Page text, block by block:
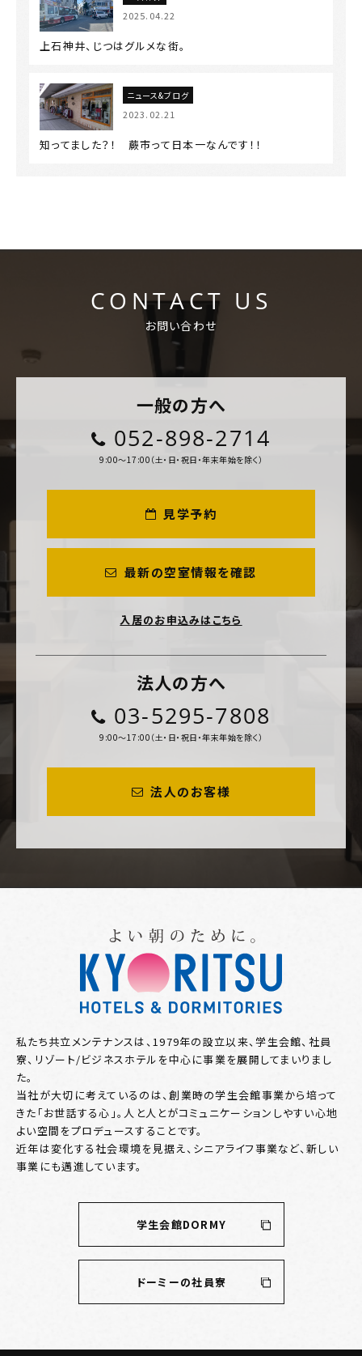
2025.04.22
上石神井、じつはグルメな街。
ニュース&ブログ
2023.02.21
知ってました？！ 蕨市って日本一なんです！！
CONTACT US
お問い合わせ
一般の方へ
052-898-2714
9:00～17:00（土・日・祝日・年末年始を除く）
見学予約
最新の空室情報を確認
入居のお申込みはこちら
法人の方へ
03-5295-7808
9:00～17:00（土・日・祝日・年末年始を除く）
法人のお客様
私たち共立メンテナンスは、1979年の設立以来、学生会館、社員
寮、リゾート/ビジネスホテルを中心に事業を展開してまいりまし
た。
当社が大切に考えているのは、創業時の学生会館事業から培って
きた「お世話する心」。人と人とがコミュニケーションしやすい心地
よい空間をプロデュースすることです。
近年は変化する社会環境を見据え、シニアライフ事業など、新しい
事業にも邁進しています。
学生会館DORMY
ドーミーの社員寮